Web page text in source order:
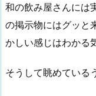
和の飲み屋さんには
の掲示物にはグッと
かしい感じはわかる
そうして眺めている